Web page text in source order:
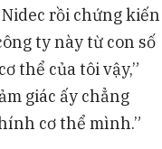
rồi chứng kiến
ty này từ con số
thể của tôi vậy,”
giác ấy chẳng
cơ thể mình.”